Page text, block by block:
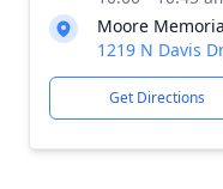
Moore
1219 N Davis
Get Directions